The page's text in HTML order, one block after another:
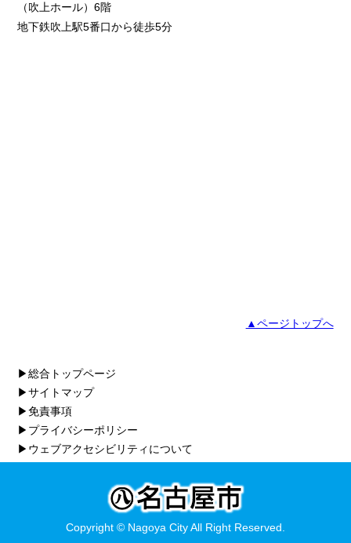
（吹上ホール）6階
地下鉄吹上駅5番口から徒歩5分
▲ページトップへ
▶総合トップページ
▶サイトマップ
▶免責事項
▶プライバシーポリシー
▶ウェブアクセシビリティについて
Copyright © Nagoya City All Right Reserved.